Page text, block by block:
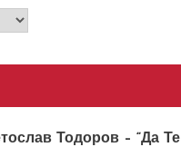
Тодоров – “Да Те